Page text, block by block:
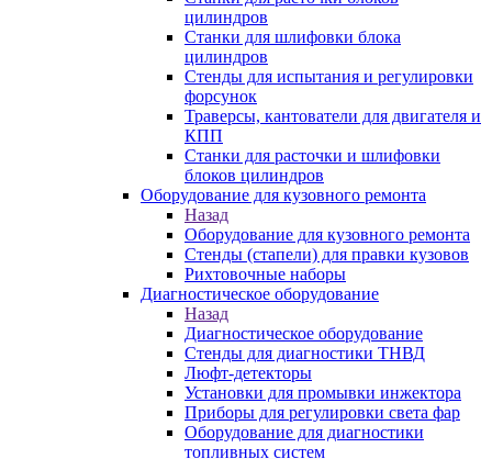
цилиндров
Станки для шлифовки блока
цилиндров
Стенды для испытания и регулировки
форсунок
Траверсы, кантователи для двигателя и
КПП
Станки для расточки и шлифовки
блоков цилиндров
Оборудование для кузовного ремонта
Назад
Оборудование для кузовного ремонта
Стенды (стапели) для правки кузовов
Рихтовочные наборы
Диагностическое оборудование
Назад
Диагностическое оборудование
Стенды для диагностики ТНВД
Люфт-детекторы
Установки для промывки инжектора
Приборы для регулировки света фар
Оборудование для диагностики
топливных систем